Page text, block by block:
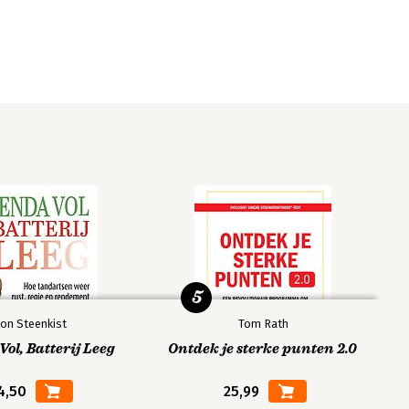
Steenkist
Batterij Leeg
Tom Rath
Ontdek je sterke punten 2.0
25,99
5